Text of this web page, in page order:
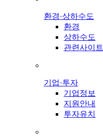
환경·상하수도
환경
상하수도
관련사이트
기업·투자
기업정보
지원안내
투자유치